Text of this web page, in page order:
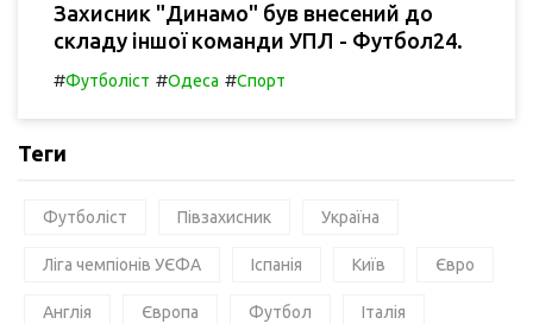
Захисник "Динамо" був внесений до
складу іншої команди УПЛ - Футбол24.
#Футболіст #Одеса #Спорт
Теги
Футболіст Півзахисник Україна
Ліга чемпіонів УЄФА Іспанія Київ Євро
Англія Європа Футбол Італія